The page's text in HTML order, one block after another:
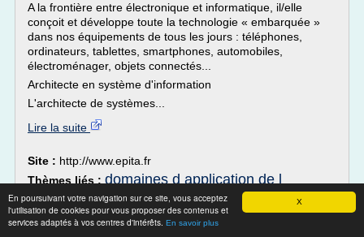
X
En poursuivant votre navigation sur ce site, vous acceptez
l'utilisation de cookies pour vous proposer des contenus et
services adaptés à vos centres d'intérêts. En savoir plus
A la frontière entre électronique et informatique, il/elle
conçoit et développe toute la technologie « embarquée »
dans nos équipements de tous les jours : téléphones,
ordinateurs, tablettes, smartphones, automobiles,
électroménager, objets connectés...
Architecte en système d'information
L'architecte de systèmes...
Lire la suite
Site : http://www.epita.fr
Thèmes liés : domaines d application de l
information/logiciels et domaines d'application de
l'informatique/logiciels et domaines d application de
l informatique/les differents domaines